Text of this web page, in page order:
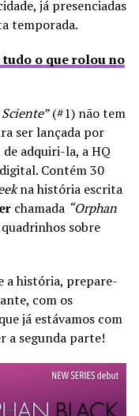
já presenciadas
temporada.
tudo o que rolou no
(#1) não tem
ser lançada por
adquiri-la, a HQ
Contém 30
na história escrita
chamada “Orphan
sobre
a história, prepare-
com os
já estávamos com
a segunda parte!